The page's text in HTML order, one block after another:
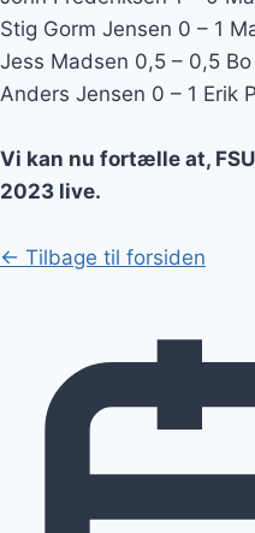
Stig Gorm Jensen 0 – 1
Jess Madsen 0,5 – 0,5
Anders Jensen 0 – 1 Erik
Vi kan nu fortælle at,
2023 live.
← Tilbage til forsiden